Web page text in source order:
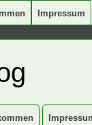
Impressum